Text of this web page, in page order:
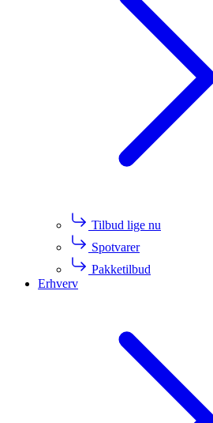
Tilbud lige nu
Spotvarer
Pakketilbud
Erhverv